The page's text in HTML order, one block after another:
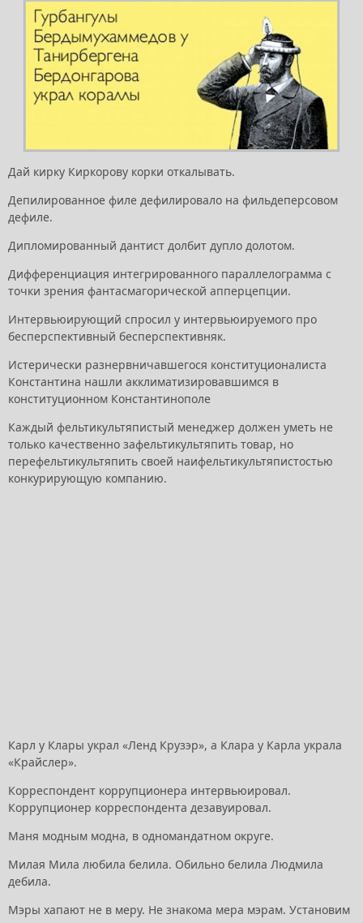
Дай кирку Киркорову корки откалывать.
Депилированное филе дефилировало на фильдеперсовом
дефиле.
Дипломированный дантист долбит дупло долотом.
Дифференциация интегрированного параллелограмма с
точки зрения фантасмагорической апперцепции.
Интервьюирующий спросил у интервьюируемого про
бесперспективный бесперспективняк.
Истерически разнервничавшегося конституционалиста
Константина нашли акклиматизировавшимся в
конституционном Константинополе
Каждый фельтикультяпистый менеджер должен уметь не
только качественно зафельтикультяпить товар, но
перефельтикультяпить своей наифельтикультяпистостью
конкурирующую компанию.
Карл у Клары украл «Ленд Крузэр», а Клара у Карла украла
«Крайслер».
Корреспондент коррупционера интервьюировал.
Коррупционер корреспондента дезавуировал.
Маня модным модна, в одномандатном округе.
Милая Мила любила белила. Обильно белила Людмила
дебила.
Мэры хапают не в меру. Не знакома мера мэрам. Установим